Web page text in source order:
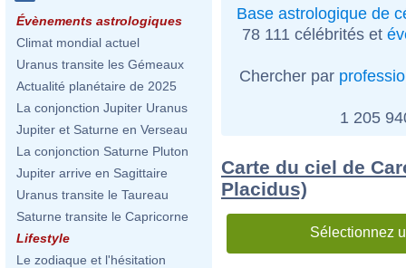
Évènements astrologiques
Climat mondial actuel
Uranus transite les Gémeaux
Actualité planétaire de 2025
La conjonction Jupiter Uranus
Jupiter et Saturne en Verseau
La conjonction Saturne Pluton
Jupiter arrive en Sagittaire
Uranus transite le Taureau
Saturne transite le Capricorne
Lifestyle
Le zodiaque et l'hésitation
Base astrologique de
78 111 célébrités et
Chercher par
1 205
Carte du ciel de
Placidus)
Sélectionnez